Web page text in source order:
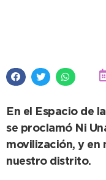
En el Espacio de
se proclamó Ni
movilización, y en
nuestro distrito.